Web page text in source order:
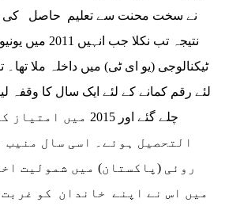
نے سخت محنت سے تعلیم حاصل کی
نتیجہ تب نکلا
ٹیکنالوجی (یو ای ٹی) میں داخلہ ملا
لئے رقم کمانے کے لئے ایک سال کا وقفہ
التحصیل ہوئے۔ اسی سال منیب
روئی (پاکستان) میں شمولیت
میں اس نے اپنے خاندان کو